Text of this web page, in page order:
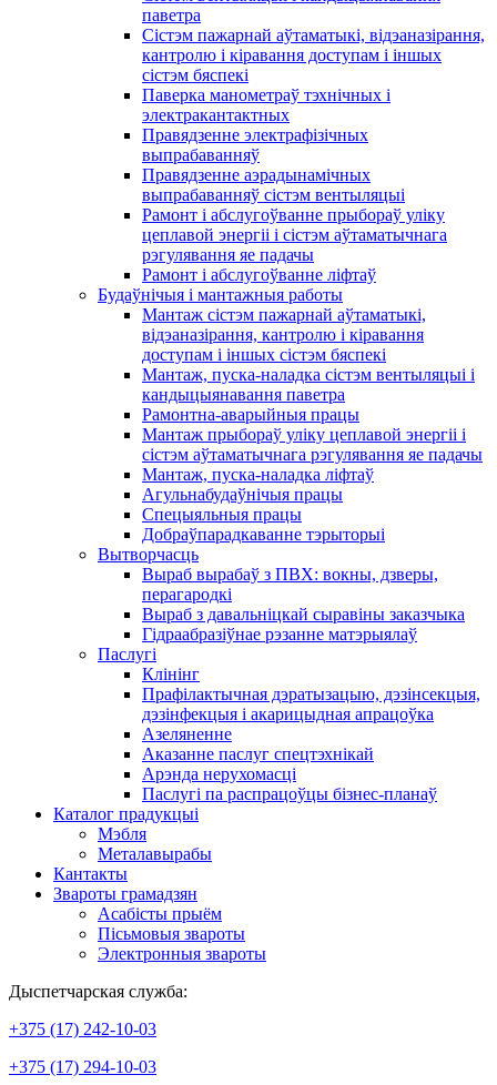
паветра
Сістэм пажарнай аўтаматыкі, відэаназірання,
кантролю і кіравання доступам і іншых
сістэм бяспекі
Паверка манометраў тэхнічных і
электракантактных
Правядзенне электрафізічных
выпрабаванняў
Правядзенне аэрадынамічных
выпрабаванняў сістэм вентыляцыі
Рамонт і абслугоўванне прыбораў уліку
цеплавой энергіі і сістэм аўтаматычнага
рэгулявання яе падачы
Рамонт і абслугоўванне ліфтаў
Будаўнічыя і мантажныя работы
Мантаж сістэм пажарнай аўтаматыкі,
відэаназірання, кантролю і кіравання
доступам і іншых сістэм бяспекі
Мантаж, пуска-наладка сістэм вентыляцыі і
кандыцыянавання паветра
Рамонтна-аварыйныя працы
Мантаж прыбораў уліку цеплавой энергіі і
сістэм аўтаматычнага рэгулявання яе падачы
Мантаж, пуска-наладка ліфтаў
Агульнабудаўнічыя працы
Спецыяльныя працы
Добраўпарадкаванне тэрыторыі
Вытворчасць
Выраб вырабаў з ПВХ: вокны, дзверы,
перагародкі
Выраб з давальніцкай сыравіны заказчыка
Гідраабразіўнае рэзанне матэрыялаў
Паслугі
Клінінг
Прафілактычная дэратызацыю, дэзiнсекцыя,
дэзінфекцыя і акарицыдная апрацоўка
Азеляненне
Аказанне паслуг спецтэхнікай
Арэнда нерухомасці
Паслугі па распрацоўцы бізнес-планаў
Каталог прадукцыі
Мэбля
Металавырабы
Кантакты
Звароты грамадзян
Асабісты прыём
Пісьмовыя звароты
Электронныя звароты
Дыспетчарская служба:
+375 (17) 242-10-03
+375 (17) 294-10-03